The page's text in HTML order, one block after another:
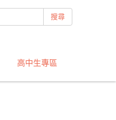
搜尋
高中生專區